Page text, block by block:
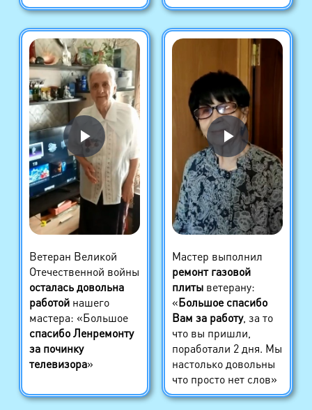
Ветеран Великой
Отечественной войны
осталась довольна
работойнашего
мастера: «Большое
спасибо Ленремонту
за починку
телевизора»
Мастер выполнил
ремонт газовой
плитыветерану:
«Большое спасибо
Вам за работу, за то
что вы пришли,
поработали 2 дня. Мы
настолько довольны
что просто нет слов»